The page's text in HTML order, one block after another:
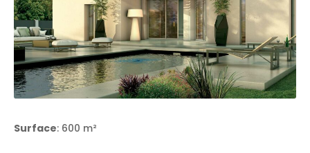
Surface: 600 m²